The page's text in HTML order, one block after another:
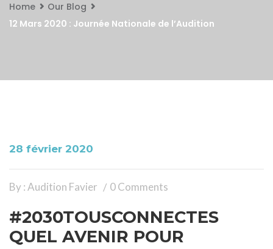
Home
Our Blog
12 Mars 2020 : Journée Nationale de l’Audition
28 février 2020
By : Audition Favier 0 Comments
#2030TOUSCONNECTES
QUEL AVENIR POUR